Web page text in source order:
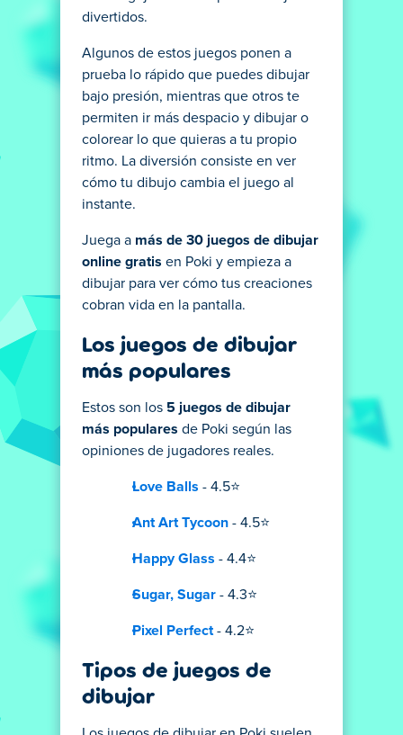
divertidos.
Algunos de estos juegos ponen a
prueba lo rápido que puedes dibujar
bajo presión, mientras que otros te
permiten ir más despacio y dibujar o
colorear lo que quieras a tu propio
ritmo. La diversión consiste en ver
cómo tu dibujo cambia el juego al
instante.
Juega a más de 30 juegos de dibujar
online gratis en Poki y empieza a
dibujar para ver cómo tus creaciones
cobran vida en la pantalla.
Los juegos de dibujar
más populares
Estos son los 5 juegos de dibujar
más populares de Poki según las
opiniones de jugadores reales.
Love Balls - 4.5⭐
Ant Art Tycoon - 4.5⭐
Happy Glass - 4.4⭐
Sugar, Sugar - 4.3⭐
Pixel Perfect - 4.2⭐
Tipos de juegos de
dibujar